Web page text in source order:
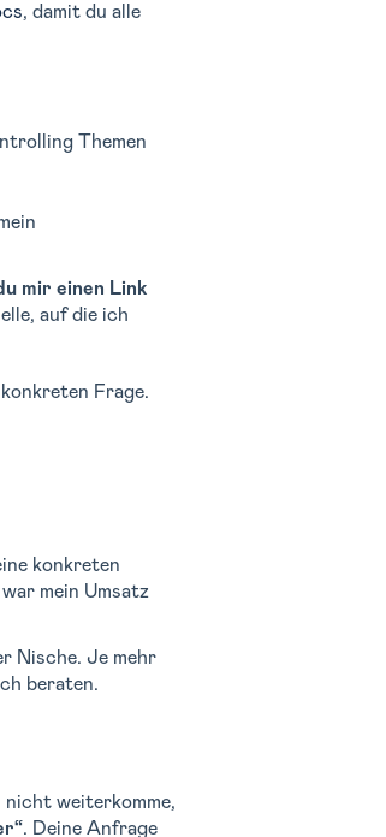
, damit du alle
Themen
mir einen Link
auf die ich
Frage.
konkreten
mein Umsatz
Nische. Je mehr
beraten.
nicht weiterkomme,
. Deine Anfrage